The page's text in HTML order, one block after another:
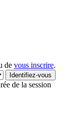
de vous inscrire.
de la session